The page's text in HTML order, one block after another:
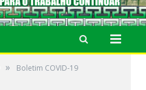
»
Boletim COVID-19